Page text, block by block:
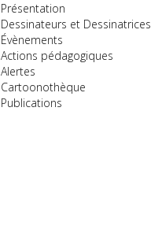
Présentation
Dessinateurs et Dessinatrices
Évènements
Actions pédagogiques
Alertes
Cartoonothèque
Publications